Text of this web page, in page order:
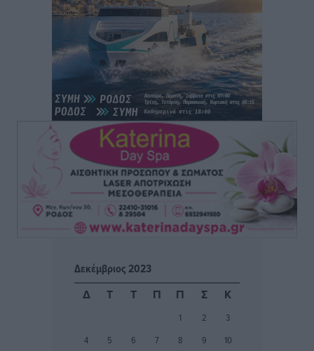
Συναυλία Μάριου Φραγκούλη – Γιώργου Περρή στην
Πολιτιστικά πριν 53 λεπτά
Την άρση των εμποδίων για την άμεση λειτουργία του
βρεφονηπιακού σταθμού στην Κάσο, ζητά ο Μάνος
Κόνσολας
Τοπικές Ειδήσεις• πριν 2 ώρες
Κλειστή αύριο βράδυ η παραλιακή οδός στο λιμάνι της
Τοπικές Ειδήσεις πριν 2 ώρες
πριν 2 ώρες
Ξενοδοχεία: Ανοδος 10% στον τζίρο με στάσιμες
Δεκέμβριος 2023
Δ
Τ Τ Π Π Σ Κ
1 2
3
4
5 6 7 8 9 10